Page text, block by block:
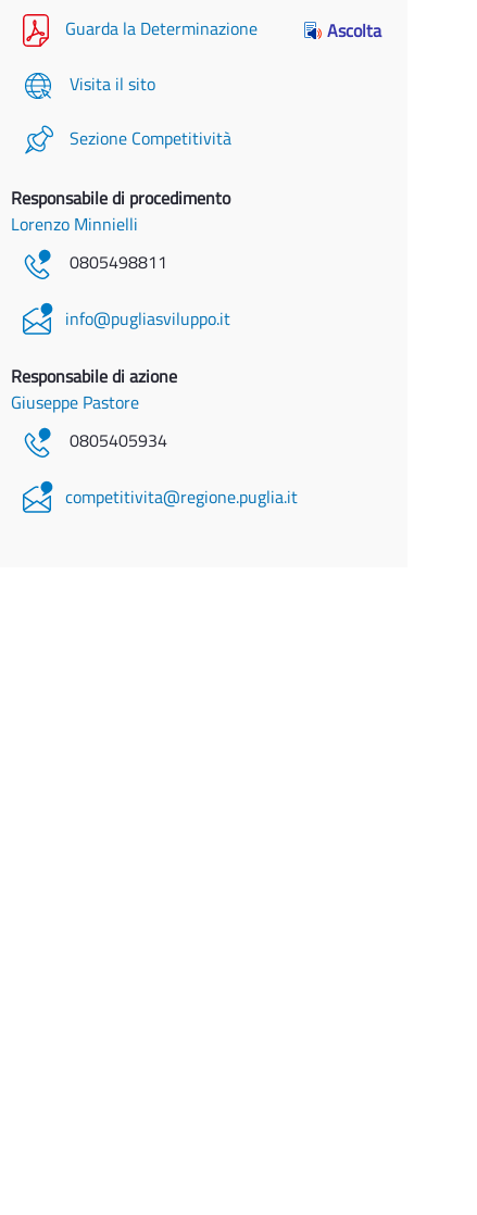
Guarda la Determinazione Ascolta
Visita il sito
Sezione Competitività
Responsabile di procedimento
Lorenzo Minnielli
0805498811
info@pugliasviluppo.it
Responsabile di azione
Giuseppe Pastore
0805405934
competitivita@regione.puglia.it